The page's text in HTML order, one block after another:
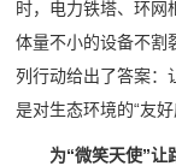
时，电力铁塔、环网
体量不小的设备不割
列行动给出了答案：
是对生态环境的“友好
为“微笑天使”让